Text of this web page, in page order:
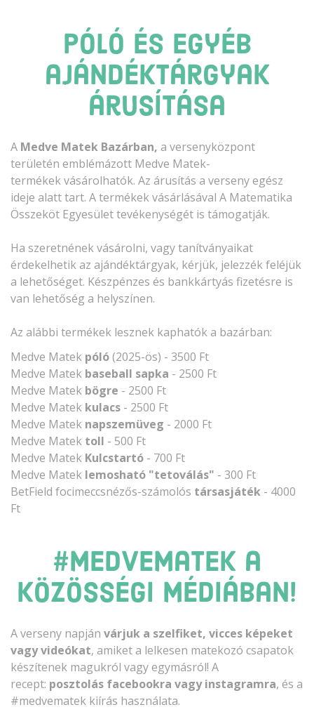
Póló és egyéb
ajándéktárgyak
árusítása
A Medve Matek Bazárban, a versenyközpont
területén emblémázott Medve Matek-
termékekvásárolhatók. Az árusítás a verseny egész
ideje alatt tart. A termékek vásárlásával A Matematika
Összeköt Egyesület tevékenységét is támogatják.
Ha szeretnének vásárolni, vagy tanítványaikat
érdekelhetik az ajándéktárgyak, kérjük, jelezzék feléjük
a lehetőséget. Készpénzes és bankkártyás fizetésre is
van lehetőség a helyszínen.
Az alábbi termékek lesznek kaphatók a bazárban:
Medve Matek póló(2025-ös) - 3500 Ft
Medve Matek baseball sapka - 2500 Ft
Medve Matek bögre - 2500 Ft
Medve Matek kulacs - 2500 Ft
Medve Matek napszemüveg - 2000 Ft
Medve Matek toll - 500 Ft
Medve Matek Kulcstartó - 700 Ft
Medve Matek lemosható "tetoválás" - 300 Ft
BetField focimeccsnézős-számolós társasjáték - 4000
Ft
#medvematek a
közösségi médiában!
A verseny napján várjuk a szelfiket, vicces képeket
vagy videókat, amiket a lelkesen matekozó csapatok
készítenek magukról vagy egymásról! A
recept: posztolás facebookra vagy instagramra, és a
#medvematek kiírás használata.